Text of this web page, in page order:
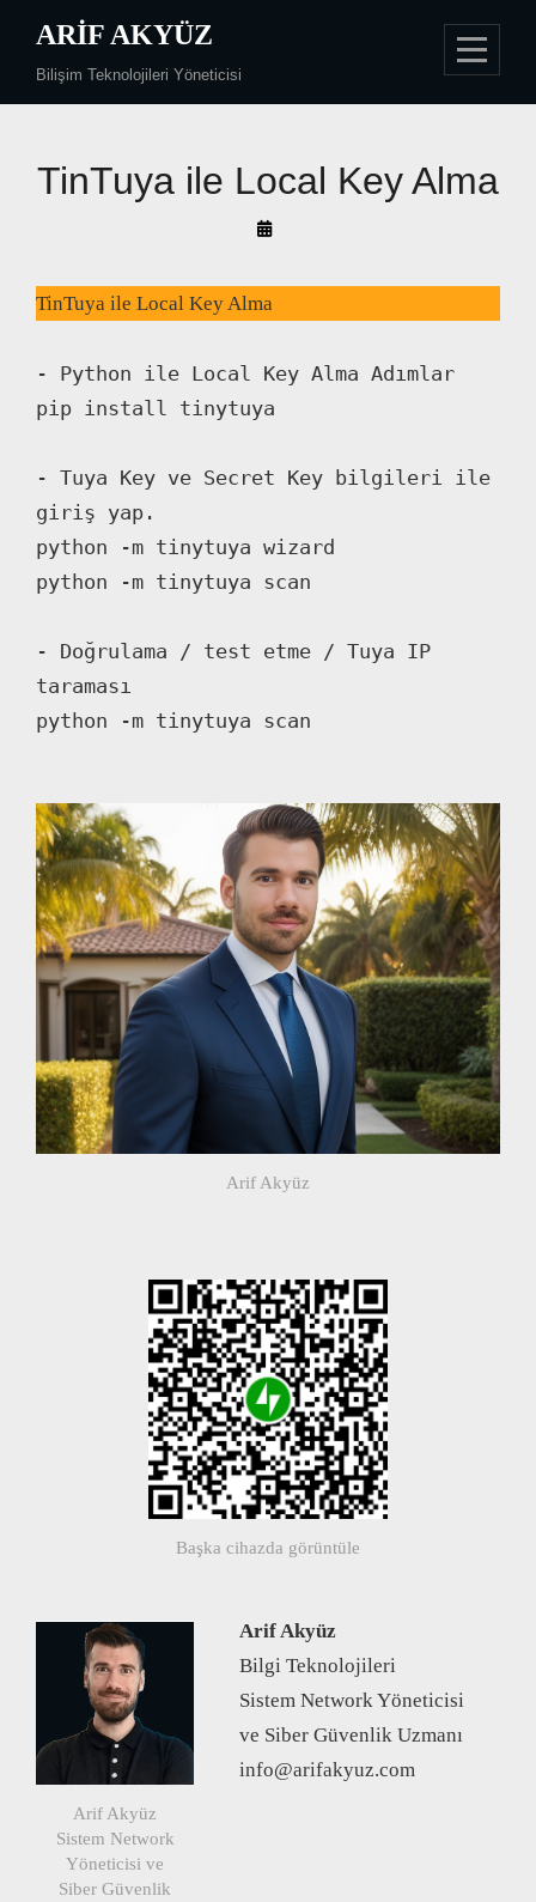
content
ARIF AKYÜZ
Bilişim Teknolojileri Yöneticisi
TinTuya ile Local Key Alma
By
Akyüz
TinTuya ile Local Key Alma
- Python ile Local Key Alma Adımlar
pip install tinytuya
- Tuya Key ve Secret Key bilgileri ile
giriş yap.
python -m tinytuya wizard
python -m tinytuya scan
- Doğrulama / test etme / Tuya IP
taraması
python -m tinytuya scan
Arif Akyüz
Başka cihazda görüntüle
Arif Akyüz
Sistem Network
Yöneticisi ve
Siber Güvenlik
Arif Akyüz
Bilgi Teknolojileri
Sistem Network Yöneticisi
ve Siber Güvenlik Uzmanı
info@arifakyuz.com
Yazı
gezinmesi